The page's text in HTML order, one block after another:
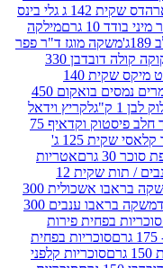
ווארהדס שקית 142 ג גלי בינס
מילקה
מוגז ד"ר פפר
קוקה קולה דובדבן 330
מנטוס פרוט מיקס שקית 140
שמרים נמסים בואקום 450
לקריץ וידאל
דובאי שוקולד חלב פיסטוק וקדאיף 75
באצ'י מריר קלאסי שקית 125 ג'
אטריות
צמר גפן עם סוכריות קופצות ענבים / תות שקית 12
משקה בראבו אשכולית 300
משקה בראבו ענבים 300
פירות
בפחית
קלפני